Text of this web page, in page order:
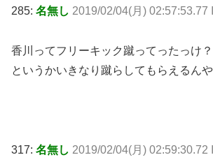
285: 名無し 2019/02/04(月) 02:57:53.77
香川ってフリーキック蹴ってったっけ？
というかいきなり蹴らしてもらえるん
317: 名無し 2019/02/04(月) 02:59:30.72